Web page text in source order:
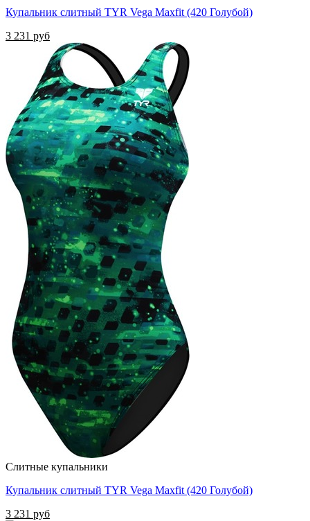
Купальник слитный TYR Vega Maxfit (420 Голубой)
3 231 руб
Слитные купальники
Купальник слитный TYR Vega Maxfit (420 Голубой)
3 231 руб